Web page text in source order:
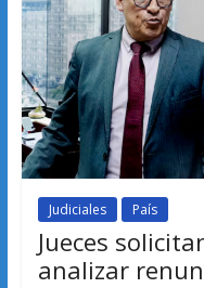
Judiciales País
Jueces
analizar